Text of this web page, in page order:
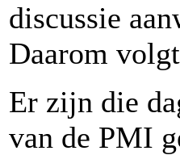
discussie
Daarom
Er zijn die
van de PMI